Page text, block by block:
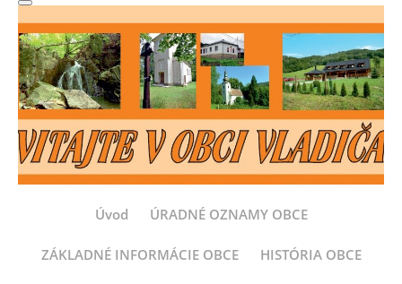
Úvod ÚRADNÉ OZNAMY OBCE
ZÁKLADNÉ INFORMÁCIE OBCE HISTÓRIA OBCE